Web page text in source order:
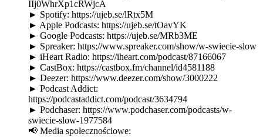
IIj0WhrXp1cRWjcA
► Spotify: https://ujeb.se/lRtx5M
► Apple Podcasts: https://ujeb.se/tOavYK
► Google Podcasts: https://ujeb.se/MRb3ME
► Spreaker: https://www.spreaker.com/show/w-swiecie-slow
► iHeart Radio: https://iheart.com/podcast/87166067
► CastBox: https://castbox.fm/channel/id4581188
► Deezer: https://www.deezer.com/show/3000222
► Podcast Addict:
https://podcastaddict.com/podcast/3634794
► Podchaser: https://www.podchaser.com/podcasts/w-
swiecie-slow-1977584
📢 Media społecznościowe: